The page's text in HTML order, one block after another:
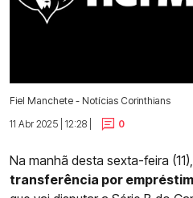
Fiel Manchete - Notícias Corinthians
11 Abr 2025 | 12:28 |
0
Na manhã desta sexta-feira (11),
transferência por